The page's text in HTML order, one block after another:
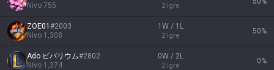
Nivo 755 2 Igre
ZOE01 #2003
Nivo 1,308
1W / 1L
2 Igre
50%
Ado ビバリウム#2802
Nivo 1,374
0W / 2L
2 Igre
0%